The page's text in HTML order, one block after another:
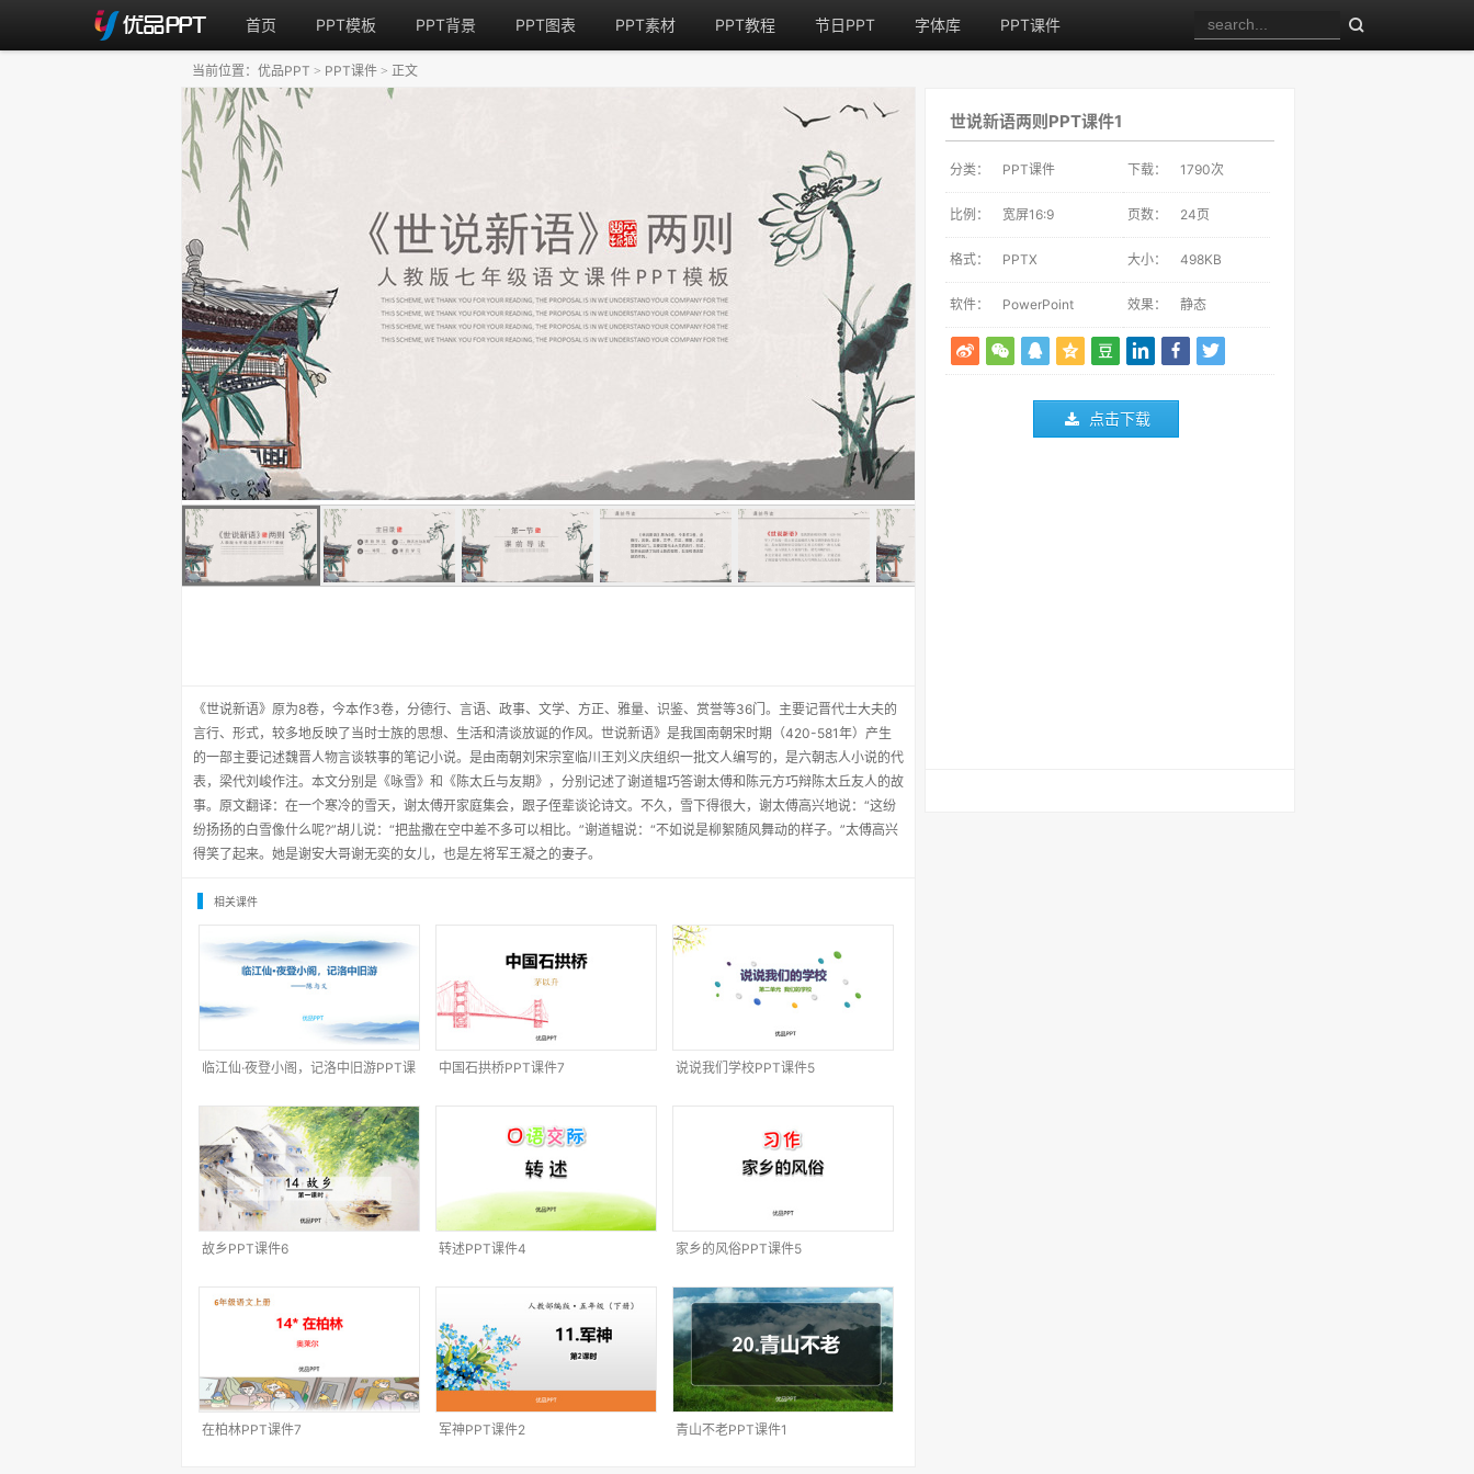
首页 PPT模板 PPT背景 PPT图表 PPT素材 PPT教程 节日PPT 字体库 PPT课件
世说新语两则PPT课件1
分类： PPT课件 下载： 1790次
比例： 宽屏16:9 页数： 24页
格式： PPTX 大小： 498KB
软件： PowerPoint 效果： 静态
点击下载
《世说新语》原为8卷，今本作3卷，分德行、言语、政事、文学、方正、雅量、识鉴、赏誉等36门。主要记晋代士大夫的
言行、形式，较多地反映了当时士族的思想、生活和清谈放诞的作风。世说新语》是我国南朝宋时期（420-581年）产生
的一部主要记述魏晋人物言谈轶事的笔记小说。是由南朝刘宋宗室临川王刘义庆组织一批文人编写的，是六朝志人小说的代
表，梁代刘峻作注。本文分别是《咏雪》和《陈太丘与友期》，分别记述了谢道韫巧答谢太傅和陈元方巧辩陈太丘友人的故
事。原文翻译：在一个寒冷的雪天，谢太傅开家庭集会，跟子侄辈谈论诗文。不久，雪下得很大，谢太傅高兴地说：“这纷
纷扬扬的白雪像什么呢?”胡儿说：“把盐撒在空中差不多可以相比。”谢道韫说：“不如说是柳絮随风舞动的样子。”太傅高兴
得笑了起来。她是谢安大哥谢无奕的女儿，也是左将军王凝之的妻子。
当前位置： 优品PPT > PPT课件 > 正文
相关课件
临江仙·夜登小阁，记洛中旧游PPT课
中国石拱桥PPT课件7 说说我们学校PPT课件5
故乡PPT课件6 转述PPT课件4 家乡的风俗PPT课件5
在柏林PPT课件7 军神PPT课件2 青山不老PPT课件1